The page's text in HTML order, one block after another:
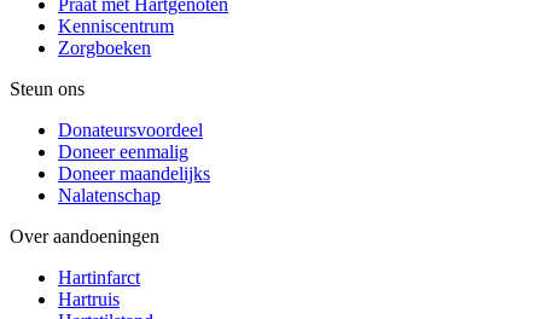
Praat met Hartgenoten
Kenniscentrum
Zorgboeken
Steun ons
Donateursvoordeel
Doneer eenmalig
Doneer maandelijks
Nalatenschap
Over aandoeningen
Hartinfarct
Hartruis